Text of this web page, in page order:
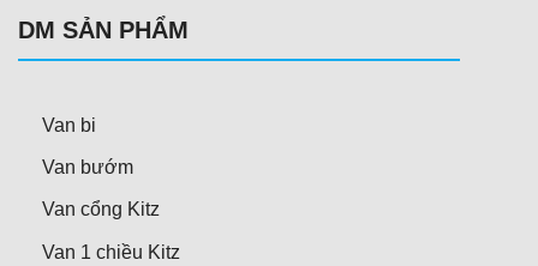
DM SẢN PHẨM
Van bi
Van bướm
Van cổng Kitz
Van 1 chiều Kitz